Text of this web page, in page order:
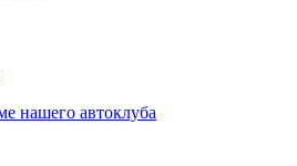
нашего автоклуба